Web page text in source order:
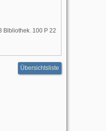
Blbliothek. 100 P 22
Übersichtsliste